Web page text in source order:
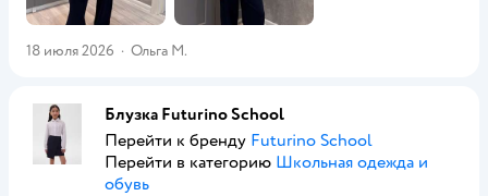
18 июля 2026 · Ольга М.
Блузка Futurino School
Перейти к бренду Futurino School
Перейти в категорию Школьная одежда и
обувь